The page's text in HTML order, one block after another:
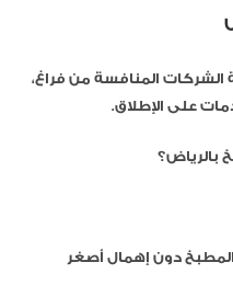
المنافسة من فراغ،
على الإطلاق.
بالرياض؟
دون إهمال أصغر